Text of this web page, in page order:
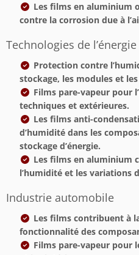
Les films en aluminium
contre la corrosion due à
Technologies de l’énergie
Protection contre
stockage, les modules et
Films pare-vapeur pour
techniques et extérieures.
Les films anti-
d’humidité dans les
stockage d’énergie.
Les films en aluminium
l’humidité et les variations
Industrie automobile
Les films contribuent à
fonctionnalité des
Films pare-vapeur pour